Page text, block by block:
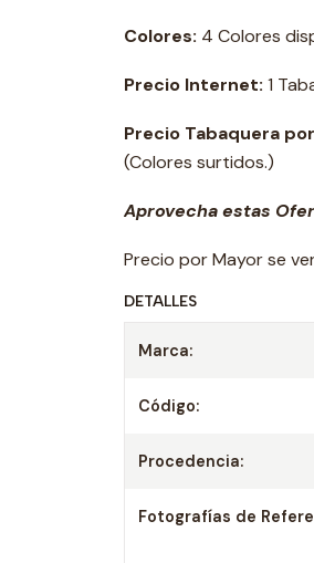
Colores: 4 Colores
Precio Internet: 1
Precio Tabaquera
(Colores surtidos.)
Aprovecha estas
Precio por Mayor se
DETALLES
Marca:
Código:
Procedencia:
Fotografías de